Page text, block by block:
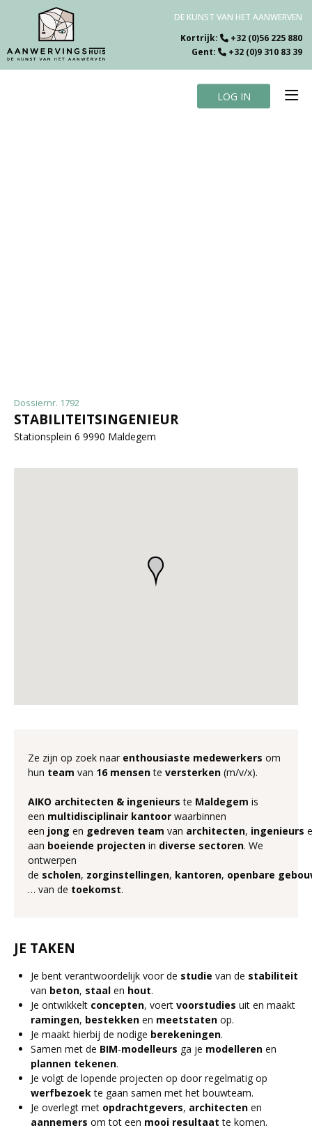
DE KUNST VAN HET AANWERVEN
Kortrijk:
+32 (0)56 225 880
Gent:
+32 (0)9 310 83 39
LOG IN
Dossiernr. 1792
STABILITEITSINGENIEUR
Stationsplein 6 9990 Maldegem
Ze zijn op zoek naar enthousiaste medewerkers om
hun team van 16 mensente versterken (m/v/x).
AIKO architecten & ingenieurs te Maldegem is
een multidisciplinair kantoor waarbinnen
een jong en gedreven team van architecten, ingenieurs
aan boeiende projecten in diverse sectoren. We
ontwerpen
de scholen, zorginstellingen, kantoren, openbare
… van de toekomst.
JE TAKEN
Je bent verantwoordelijk voor de studie van de stabiliteit
van beton, staal en hout.
Je ontwikkelt concepten, voert voorstudies uit en maakt
ramingen, bestekken en meetstaten op.
Je maakt hierbij de nodige berekeningen.
Samen met de BIM-modelleurs ga je modelleren en
plannen tekenen.
Je volgt de lopende projecten op door regelmatig op
werfbezoekte gaan samen met het bouwteam.
Je overlegt met opdrachtgevers, architecten en
aannemers om tot een mooi resultaat te komen.